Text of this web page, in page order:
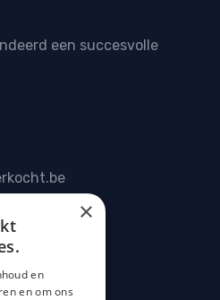
een succesvolle
×
en
en om ons